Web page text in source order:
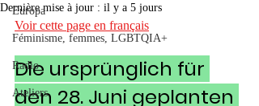
Europa
Féminisme, femmes, LGBTQIA+
Radio
Ateliers
Dernière mise à jour : il y a 5 jours
Voir cette page en français
Die ursprünglich für
den 28. Juni geplanten